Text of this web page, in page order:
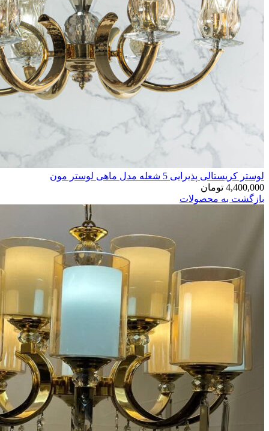
لوستر کریستالی پذیرایی 5 شعله مدل ماهی لوستر مون
4,400,000 تومان
بازگشت به محصولات